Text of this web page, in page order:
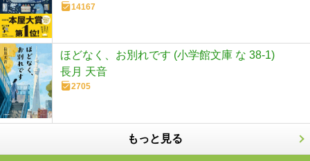
14167
ほどなく、お別れです (小学館文庫 な 38-1)
長月 天音
2705
もっと見る